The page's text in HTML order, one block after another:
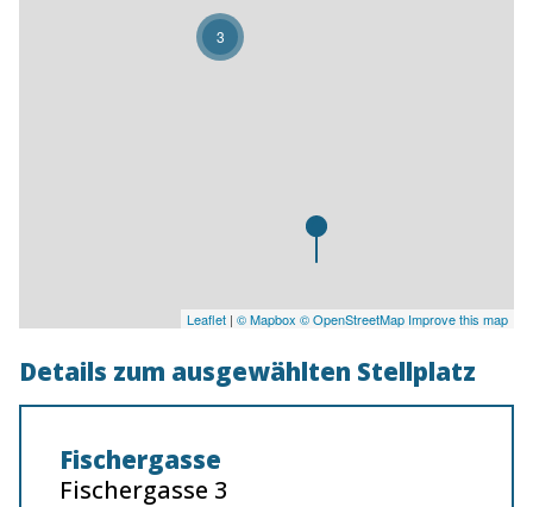
3
Leaflet| © Mapbox © OpenStreetMap Improve this map
Details zum ausgewählten Stellplatz
Fischergasse
Fischergasse 3